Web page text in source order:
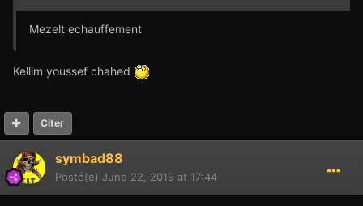
Mezelt echauffement
Kellim youssef chahed
Citer
symbad88
Posté(e) June 22, 2019 at 17:44